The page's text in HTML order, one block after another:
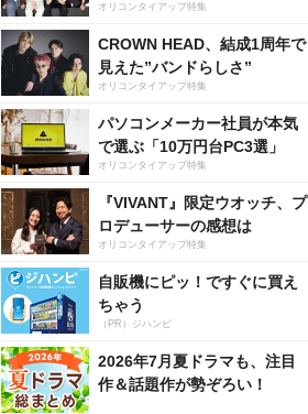
オリコンタイアップ特集
CROWN HEAD、結成1周年で
見えた”バンドらしさ”
オリコンタイアップ特集
パソコンメーカー社員が本気
で選ぶ「10万円台PC3選」
オリコンタイアップ特集
『VIVANT』限定ウオッチ、プ
ロデューサーの感想は
オリコンタイアップ特集
自販機にピッ！ですぐに買え
ちゃう
（PR）ジハンピ
2026年7月夏ドラマも、注目
作＆話題作が勢ぞろい！